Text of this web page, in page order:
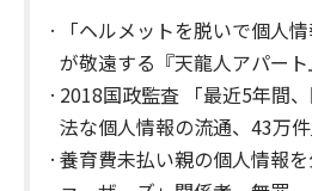
「ヘルメットを脱いで個人
が敬遠する『天龍人アパー
2018国政監査 「最近5年間
法な個人情報の流通、43万件
養育費未払い親の個人情報